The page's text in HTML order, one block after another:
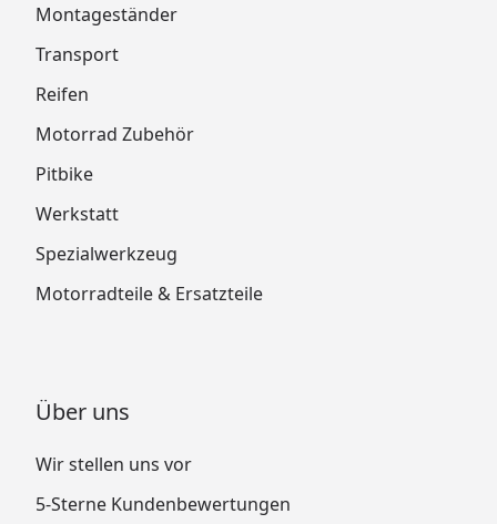
Montageständer
Transport
Reifen
Motorrad Zubehör
Pitbike
Werkstatt
Spezialwerkzeug
Motorradteile & Ersatzteile
Über uns
Wir stellen uns vor
5-Sterne Kundenbewertungen